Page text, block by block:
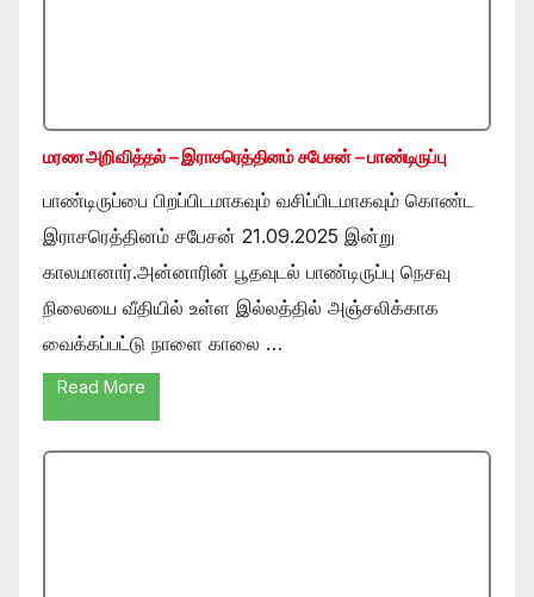
மரண அறிவித்தல் – இராசரெத்தினம் சபேசன் – பாண்டிருப்பு
பாண்டிருப்பை பிறப்பிடமாகவும் வசிப்பிடமாகவும் கொண்ட
இராசரெத்தினம் சபேசன் 21.09.2025 இன்று
காலமானார்.அன்னாரின் பூதவுடல் பாண்டிருப்பு நெசவு
நிலையை வீதியில் உள்ள இல்லத்தில் அஞ்சலிக்காக
வைக்கப்பட்டு நாளை காலை …
Read More